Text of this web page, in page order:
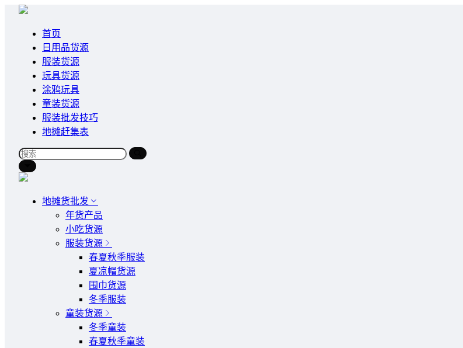
首页
日用品货源
服装货源
玩具货源
涂鸦玩具
童装货源
服装批发技巧
地摊赶集表
地摊货批发
年货产品
小吃货源
服装货源
春夏秋季服装
夏凉帽货源
围巾货源
冬季服装
童装货源
冬季童装
春夏秋季童装